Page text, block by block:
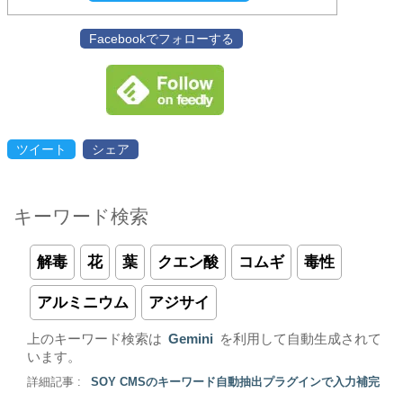
Facebookでフォローする
ツイート シェア
キーワード検索
解毒 花 葉 クエン酸 コムギ 毒性
アルミニウム アジサイ
上のキーワード検索は Gemini
を利用して自動生成されて
います。
詳細記事 :
SOY CMSのキーワード自動抽出プラグインで入力補完